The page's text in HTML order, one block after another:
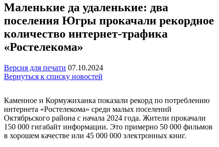
Маленькие да удаленькие: два
поселения Югры прокачали рекордное
количество интернет-трафика
«Ростелекома»
Версия для печати 07.10.2024
Вернуться к списку новостей
Каменное и Кормужиханка показали рекорд по потреблению
интернета «Ростелекома» среди малых поселений
Октябрьского района с начала 2024 года. Жители прокачали
150 000 гигабайт информации. Это примерно 50 000 фильмов
в хорошем качестве или 45 000 000 электронных книг.